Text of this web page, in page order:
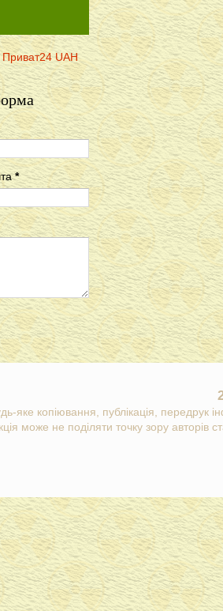
UAH
*
яке копіювання, публікація, передрук
може не поділяти точку зору авторів